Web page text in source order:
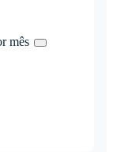
mês